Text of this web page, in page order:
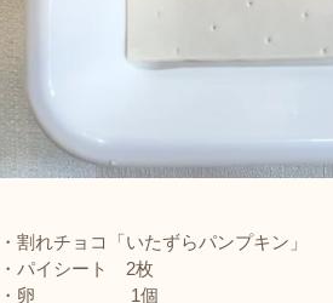
・割れチョコ「いたずらパンプキン」
・パイシート 2枚
・卵 1個